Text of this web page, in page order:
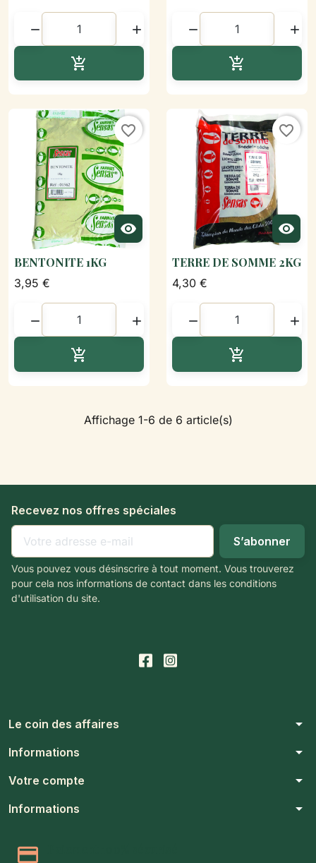
 

 


favorite_border
BENTONITE 1KG
3,95 €
 


favorite_border
TERRE DE SOMME 2KG
4,30 €
 

Affichage 1-6 de 6 article(s)
Recevez nos offres spéciales
Vous pouvez vous désinscrire à tout moment. Vous trouverez
pour cela nos informations de contact dans les conditions
d'utilisation du site.
Le coin des affaires arrow_drop_down
Informations arrow_drop_down
Votre compte arrow_drop_down
Informations arrow_drop_down